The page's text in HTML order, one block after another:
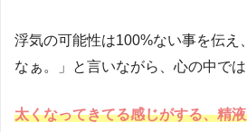
浮気の可能性は100%ない事を伝え
なぁ。」と言いながら、心の中では
太くなってきてる感じがする、精